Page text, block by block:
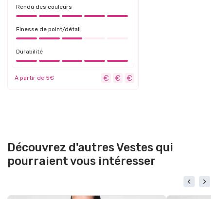
Rendu des couleurs
Finesse de point/détail
Durabilité
À partir de 5€
Découvrez d'autres Vestes qui
pourraient vous intéresser